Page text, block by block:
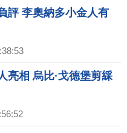
評 李奧納多小金人有
亮相 烏比·戈德堡剪綵